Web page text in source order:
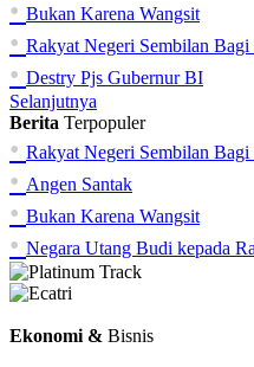
• Bukan Karena Wangsit
• Rakyat Negeri Sembilan Bagi
• Destry Pjs Gubernur BI
Selanjutnya
Berita Terpopuler
• Rakyat Negeri Sembilan Bagi
• Angen Santak
• Bukan Karena Wangsit
• Negara Utang Budi kepada
Ekonomi & Bisnis